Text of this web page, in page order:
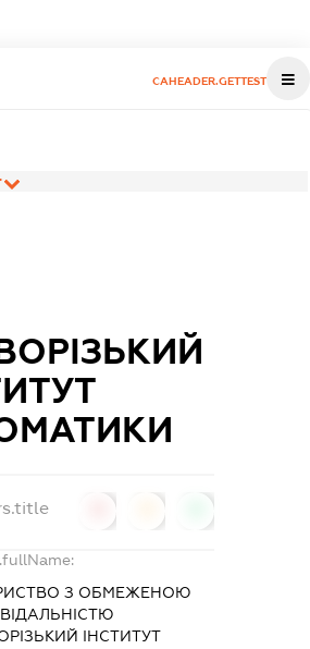
CAHEADER.GETTEST
З ОБМЕЖЕНОЮ
ІНСТИТУТ